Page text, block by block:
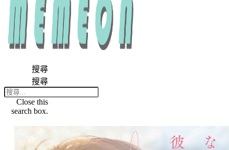
搜尋
搜尋
Close this
search box.